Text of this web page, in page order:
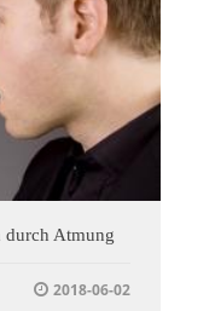
durch Atmung
2018-06-02